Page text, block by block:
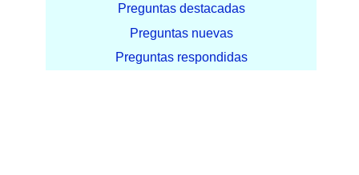
Preguntas destacadas
Preguntas nuevas
Preguntas respondidas